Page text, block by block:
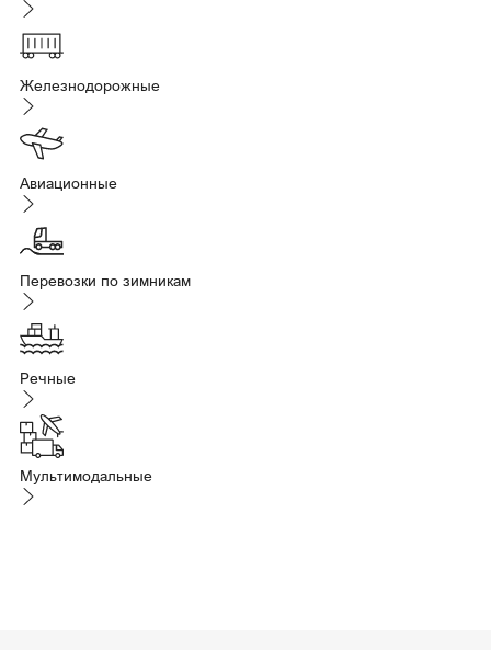
Железнодорожные
Авиационные
Перевозки по зимникам
Речные
Мультимодальные